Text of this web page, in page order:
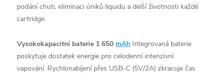
podání chuti, eliminaci úniků liquidu a delší životnosti každé
cartridge.
Vysokokapacitní baterie 1 650 mAh Integrovaná baterie
poskytuje dostatek energie pro celodenní intenzivní
vapování. Rychlonabíjení přes USB-C (5V/2A) zkracuje čas